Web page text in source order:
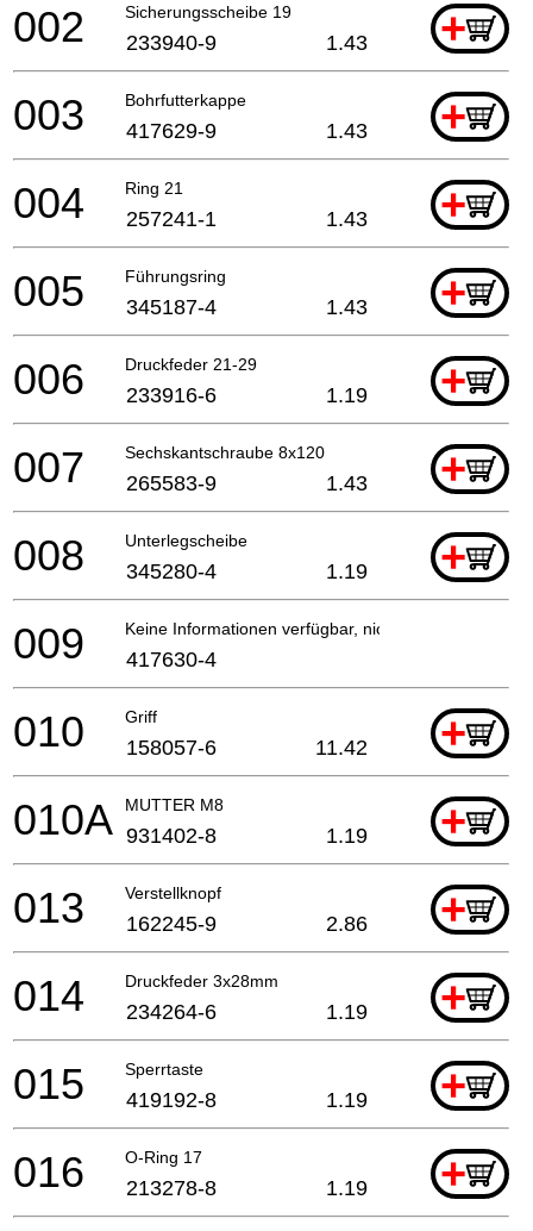
Sicherungsscheibe 19 +
002 233940-9 1.43
Bohrfutterkappe +
003 417629-9 1.43
Ring 21 +
004 257241-1 1.43
Führungsring +
005 345187-4 1.43
Druckfeder 21-29 +
006 233916-6 1.19
Sechskantschraube 8x120 +
007 265583-9 1.43
Unterlegscheibe +
008 345280-4 1.19
Keine Informationen verfügbar, nicht bestellbar
009 417630-4
Griff +
010 158057-6 11.42
MUTTER M8 +
010A 931402-8 1.19
Verstellknopf +
013 162245-9 2.86
Druckfeder 3x28mm +
014 234264-6 1.19
Sperrtaste +
015 419192-8 1.19
O-Ring 17 +
016 213278-8 1.19